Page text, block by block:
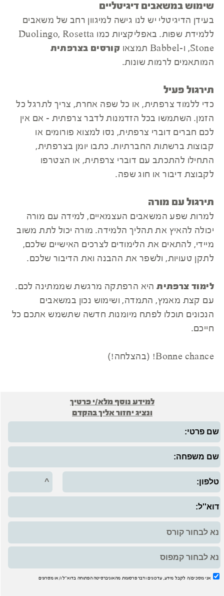
שימוש במשאבים דיגיטליים
בעידן הדיגיטלי יש לנו גישה למיגוון רחב של משאבים
ללמידת שפות. באפליקציות כמו Duolingo, Rosetta
Stone, ו-Babbel תמצאו
קורסים בצרפתית
המותאמים לרמות שונות.
תירגול פעיל
כדי ללמוד צרפתית, או כל שפה אחרת, צריך לתרגל כל
הזמן. השתמשו בכל הזדמנות לדבר צרפתית - אם אין
לכם חברים דוברי צרפתית, נסו למצוא פורומים או
קבוצות ברשתות החברתיות. כתבו יומן בצרפתית,
התחילו להתכתב עם דוברי צרפתית, או הצטרפו
לקבוצת דיבור או חוג שפה.
תירגול עם מורה
למרות שפע המשאבים העצמאיים, למידה עם מורה
יכולה להאיץ את תהליך הלמידה. מורה יכול לתת משוב
מיידי, להתאים את הלימודים לצרכים האישיים שלכם,
לתקן טעויות, ולשפר את ההבנה ואת הדיבור שלכם.
לימוד צרפתיתהיא הרפתקה מרגשת שממתינה לכם.
עם קצת מאמץ, התמדה, ושימוש נכון במשאבים
הנכונים תוכלו לפתח מיומנות חדשה שתשמש אתכם כל
חייכם.
Bonne chance! (בהצלחה!)
למידע נוסף מלא/י פרטיך
ונציג יחזור אליך בהקדם
אני מסכים/ה לקבל מידע, עדכונים ודבר פרסומת מהאוניברסיטה הפתוחה בדוא"ל ו/או מסרונים